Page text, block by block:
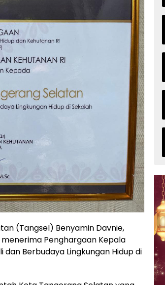
(Tangsel) Benyamin Davnie,
Penghargaan Kepala
Berbudaya Lingkungan Hidup di